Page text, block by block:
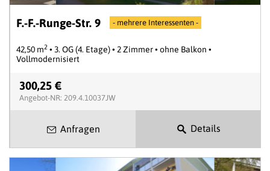
F.-F.-Runge-Str. 9 - mehrere Interessenten -
42,50 m2 • 3. OG (4. Etage) • 2 Zimmer • ohne Balkon •
Vollmodernisiert
300,25 €
Angebot-NR: 209.4.10037JW
Anfragen Details